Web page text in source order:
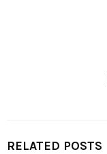
RELATED POSTS